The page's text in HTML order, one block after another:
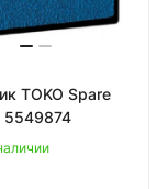
TOKO Spare
5549874